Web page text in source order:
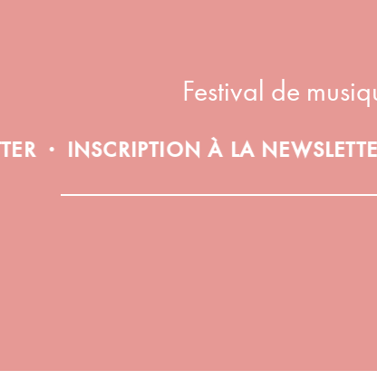
Festival de
À LA NEWSLETTER •